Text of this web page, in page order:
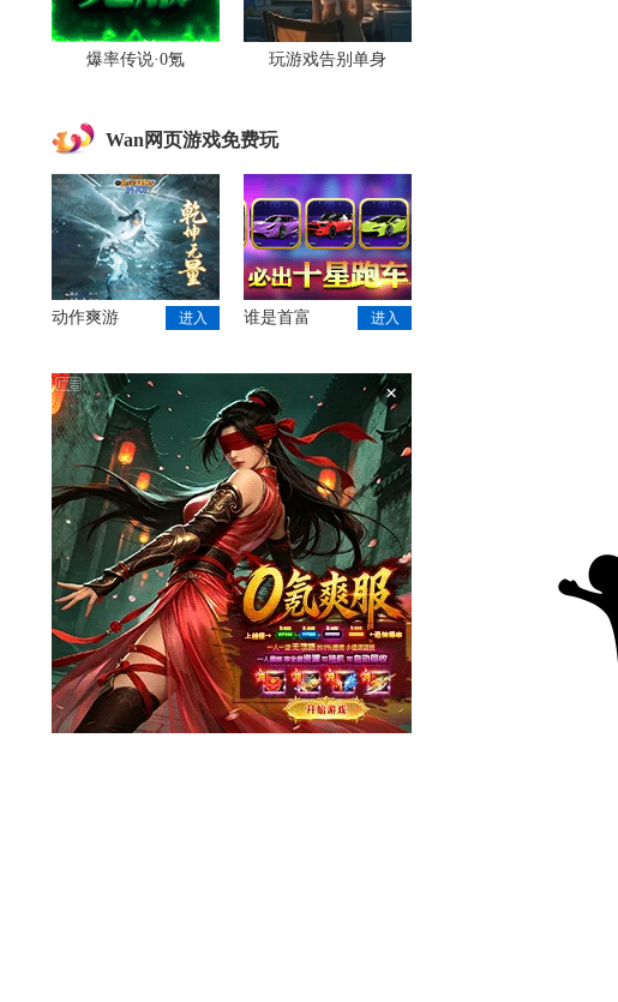
爆率传说·0氪 玩游戏告别单身
Wan网页游戏免费玩
动作爽游 进入 谁是首富 进入
×